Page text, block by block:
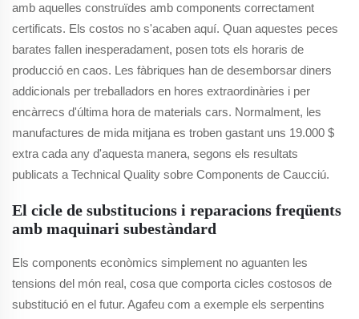
amb aquelles construïdes amb components correctament
certificats. Els costos no s'acaben aquí. Quan aquestes peces
barates fallen inesperadament, posen tots els horaris de
producció en caos. Les fàbriques han de desemborsar diners
addicionals per treballadors en hores extraordinàries i per
encàrrecs d'última hora de materials cars. Normalment, les
manufactures de mida mitjana es troben gastant uns 19.000 $
extra cada any d'aquesta manera, segons els resultats
publicats a Technical Quality sobre Components de Caucciú.
El cicle de substitucions i reparacions freqüents
amb maquinari subestàndard
Els components econòmics simplement no aguanten les
tensions del món real, cosa que comporta cicles costosos de
substitució en el futur. Agafeu com a exemple els serpentins